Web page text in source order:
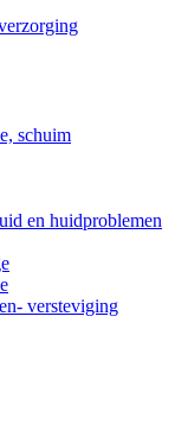
schuim
en huidproblemen
versteviging